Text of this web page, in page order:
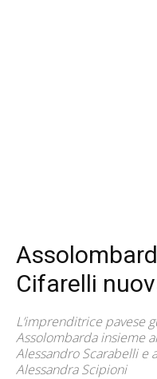
Cifarelli
L’imprenditrice pavese
Assolombarda insieme
Alessandro Scarabelli e
Alessandra Scipioni